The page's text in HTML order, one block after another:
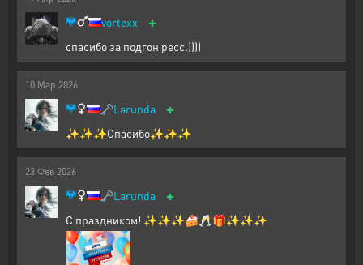
vortexx +
спасибо за подгон ресс.))))
10 Мар 2026
🗝️Larunda +
✨✨✨Спасибо✨✨✨
23 Фев 2026
🗝️Larunda +
С праздником! ✨✨✨🍰🥂🎁✨✨✨